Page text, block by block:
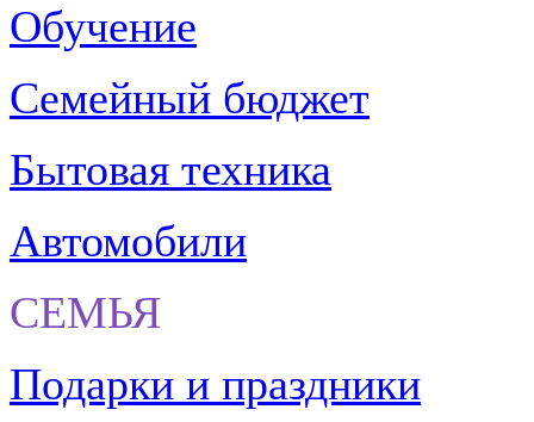
Обучение
Семейный бюджет
Бытовая техника
Автомобили
СЕМЬЯ
Подарки и праздники